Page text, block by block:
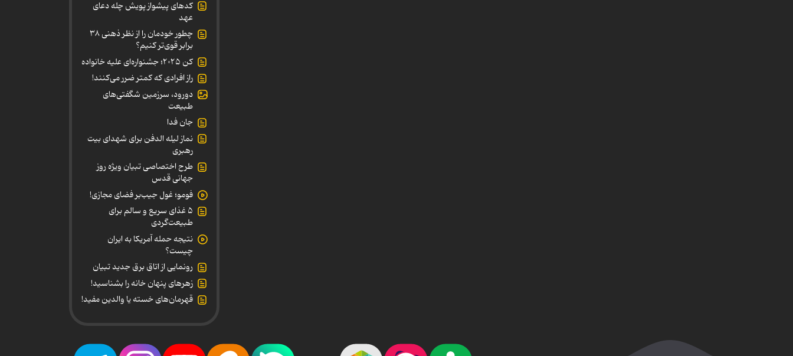
کدهای پیشواز پویش چله دعای
عهد
چطور خودمان را از نظر ذهنی ۳۸
برابر قوی‌تر کنیم؟
کن ۲۰۲۵؛ جشنواره‌ای علیه خانواده
راز افرادی که کمتر ضرر می‌کنند!
دورود، سرزمین شگفتی‌های
طبیعت
جان فدا
نماز لیله الدفن برای شهدای بیت
رهبری
طرح اختصاصی تبیان ویژه روز
جهانی قدس
فومو؛ غول جیب‌بر فضای مجازی!
۵ غذای سریع و سالم برای
طبیعت‌گردی
نتیجه حمله آمریکا به ایران
چیست؟
رونمایی از اتاق برق جدید تبیان
زهرهای پنهان خانه را بشناسید!
قهرمان‌های خسته یا والدین مفید!